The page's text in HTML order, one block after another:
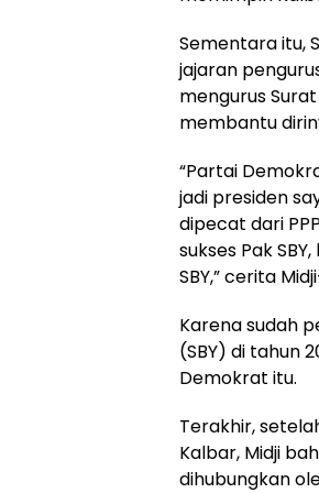
Sementara itu,
jajaran
mengurus
membantu
“Partai
jadi presiden
dipecat dari
sukses Pak
SBY,” cerita
Karena sudah
(SBY) di tahun
Demokrat itu.
Terakhir,
Kalbar, Midji
dihubungkan